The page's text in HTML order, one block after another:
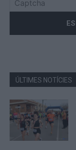
the
the
CAPTCHA
to
verify
that
you
ÚLTIMES NOTÍCIES